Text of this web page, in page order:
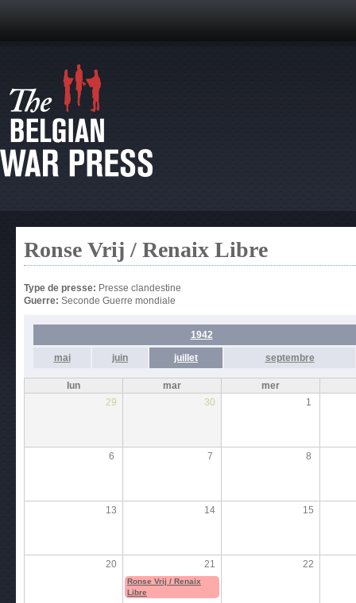
Ronse Vrij / Renaix Libre
Type de presse: Presse clandestine
Guerre: Seconde Guerre mondiale
1942
mai juin juillet septembre
lun mar
mer
29
30 1
6 7 8
13 14 15
20 21 22
Ronse Vrij / Renaix
Libre